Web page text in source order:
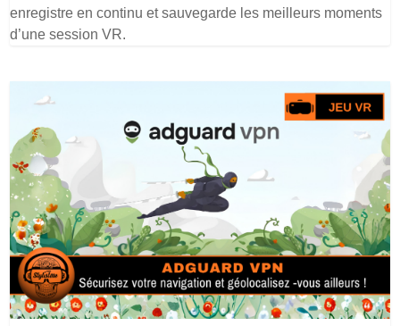
enregistre en continu et sauvegarde les meilleurs moments
d’une session VR.